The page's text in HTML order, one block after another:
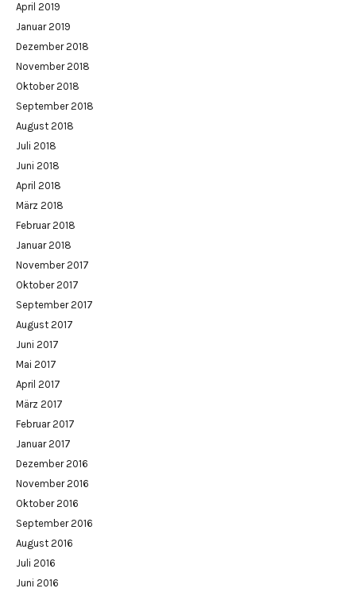
April 2019
Januar 2019
Dezember 2018
November 2018
Oktober 2018
September 2018
August 2018
Juli 2018
Juni 2018
April 2018
März 2018
Februar 2018
Januar 2018
November 2017
Oktober 2017
September 2017
August 2017
Juni 2017
Mai 2017
April 2017
März 2017
Februar 2017
Januar 2017
Dezember 2016
November 2016
Oktober 2016
September 2016
August 2016
Juli 2016
Juni 2016